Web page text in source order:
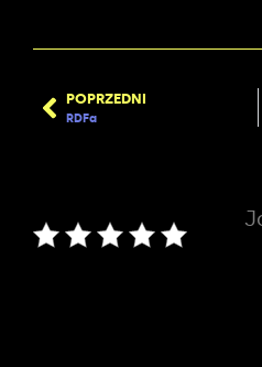
POPRZEDNI
RDFa